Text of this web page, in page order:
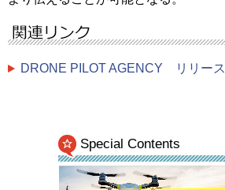
DRONE PILOT AGENCY リリース
Special Contents